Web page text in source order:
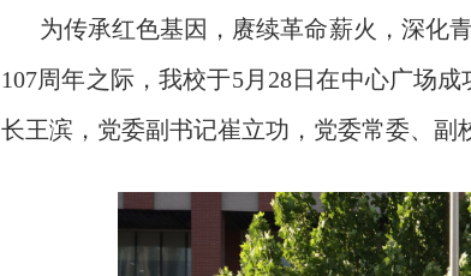
为传承红色基因，赓续革命薪火，深化
107周年之际，我校于5月28日在中心广场
长王滨，党委副书记崔立功，党委常委、副